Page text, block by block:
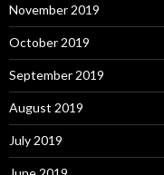
November 2019
October 2019
September 2019
August 2019
July 2019